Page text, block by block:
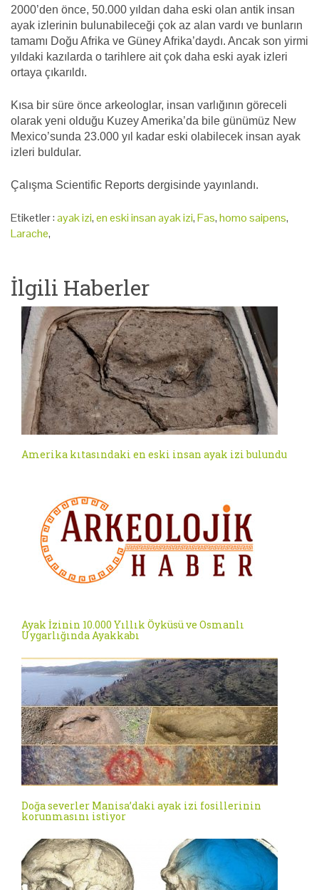
2000’den önce, 50.000 yıldan daha eski olan antik insan
ayak izlerinin bulunabileceği çok az alan vardı ve bunların
tamamı Doğu Afrika ve Güney Afrika’daydı. Ancak son yirmi
yıldaki kazılarda o tarihlere ait çok daha eski ayak izleri
ortaya çıkarıldı.
Kısa bir süre önce arkeologlar, insan varlığının göreceli
olarak yeni olduğu Kuzey Amerika’da bile günümüz New
Mexico’sunda 23.000 yıl kadar eski olabilecek insan ayak
izleri buldular.
Çalışma Scientific Reports dergisinde yayınlandı.
Etiketler :ayak izi,en eski insan ayak izi,Fas,homo saipens,
Larache,
İlgili Haberler
Amerika kıtasındaki en eski insan ayak izi bulundu
Ayak İzinin 10.000 Yıllık Öyküsü ve Osmanlı
Uygarlığında Ayakkabı
Doğa severler Manisa’daki ayak izi fosillerinin
korunmasını istiyor